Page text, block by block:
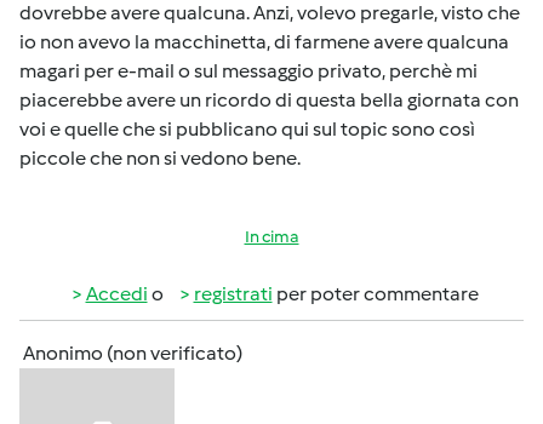
dovrebbe avere qualcuna. Anzi, volevo pregarle, visto che
io non avevo la macchinetta, di farmene avere qualcuna
magari per e-mail o sul messaggio privato, perchè mi
piacerebbe avere un ricordo di questa bella giornata con
voi e quelle che si pubblicano qui sul topic sono così
piccole che non si vedono bene.
In cima
Accedi o registrati per poter commentare
Anonimo (non verificato)